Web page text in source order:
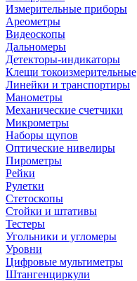
Измерительные приборы
Ареометры
Видеоскопы
Дальномеры
Детекторы-индикаторы
Клещи токоизмерительные
Линейки и транспортиры
Манометры
Механические счетчики
Микрометры
Наборы щупов
Оптические нивелиры
Пирометры
Рейки
Рулетки
Стетоскопы
Стойки и штативы
Тестеры
Угольники и угломеры
Уровни
Цифровые мультиметры
Штангенциркули